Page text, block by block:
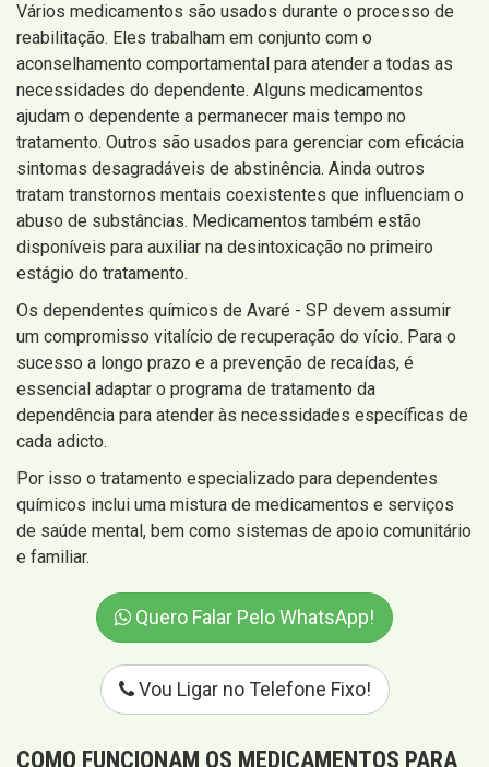
Vários medicamentos são usados ​​durante o processo de
reabilitação. Eles trabalham em conjunto com o
aconselhamento comportamental para atender a todas as
necessidades do dependente. Alguns medicamentos
ajudam o dependente a permanecer mais tempo no
tratamento. Outros são usados ​​para gerenciar com eficácia
sintomas desagradáveis ​​de abstinência. Ainda outros
tratam transtornos mentais coexistentes que influenciam o
abuso de substâncias. Medicamentos também estão
disponíveis para auxiliar na desintoxicação no primeiro
estágio do tratamento.
Os dependentes químicos de Avaré - SP devem assumir
um compromisso vitalício de recuperação do vício. Para o
sucesso a longo prazo e a prevenção de recaídas, é
essencial adaptar o programa de tratamento da
dependência para atender às necessidades específicas de
cada adicto.
Por isso o tratamento especializado para dependentes
químicos inclui uma mistura de medicamentos e serviços
de saúde mental, bem como sistemas de apoio comunitário
e familiar.
Quero Falar Pelo WhatsApp!
Vou Ligar no Telefone Fixo!
COMO FUNCIONAM OS MEDICAMENTOS PARA